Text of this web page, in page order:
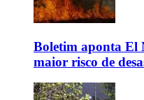
Boletim aponta El
maior risco de